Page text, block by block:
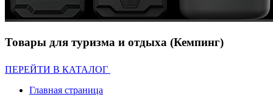
Товары для туризма и отдыха (Кемпинг)
ПЕРЕЙТИ В КАТАЛОГ
Главная страница